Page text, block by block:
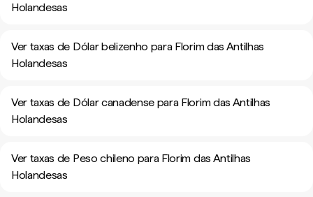
Holandesas
Ver taxas de Dólar belizenho para Florim das Antilhas
Holandesas
Ver taxas de Dólar canadense para Florim das Antilhas
Holandesas
Ver taxas de Peso chileno para Florim das Antilhas
Holandesas